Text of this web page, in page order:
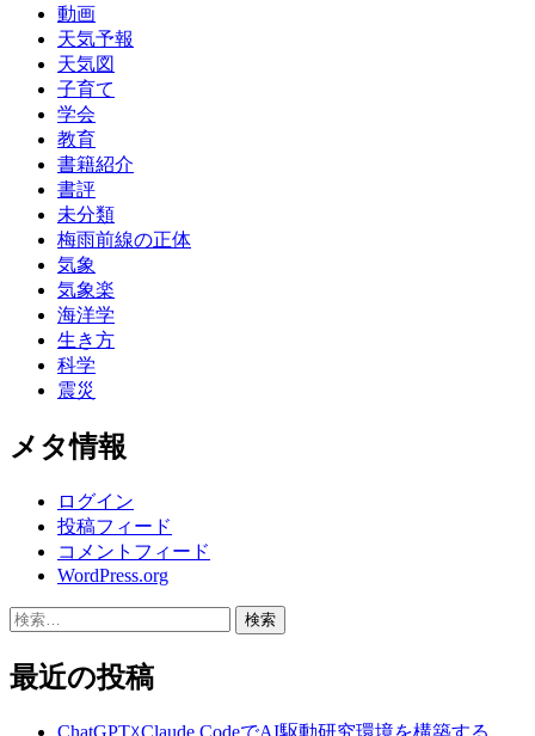
動画
天気予報
天気図
子育て
学会
教育
書籍紹介
書評
未分類
梅雨前線の正体
気象
気象楽
海洋学
生き方
科学
震災
メタ情報
ログイン
投稿フィード
コメントフィード
WordPress.org
検
最近の投稿
ChatGPT☓Claude CodeでAI駆動研究環境を構築する